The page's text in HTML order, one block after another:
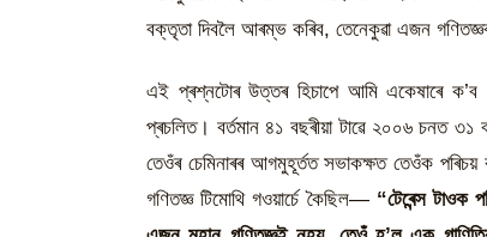
বক্তৃতা দিবলৈ আৰম্ভ কৰিব, তেনেকুৱা এজন গণিতজ্ঞৰ
এই প্ৰশ্নটোৰ উত্তৰ হিচাপে আমি একেষাৰে ক’ব
প্ৰচলিত। বৰ্তমান ৪১ বছৰীয়া টাৱে ২০০৬ চনত ৩১
তেওঁৰ চেমিনাৰৰ আগমুহূৰ্তত সভাকক্ষত তেওঁক
গণিতজ্ঞ টিমোথি গওয়াৰ্চে কৈছিল— “টেৰেন্স টাওক